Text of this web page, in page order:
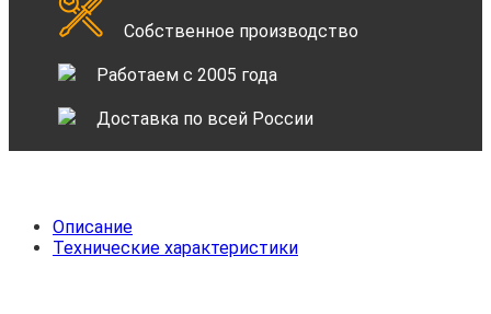
Собственное производство
Работаем с 2005 года
Доставка по всей России
Описание
Технические характеристики